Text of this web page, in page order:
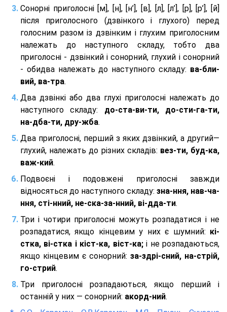
Сонорні приголосні [м], [н], [н’], [в], [л], [л’], [р], [р’], [й]
після приголосного (дзвінкого і глухого) перед
голосним разом із дзвінким і глухим приголосним
належать до наступного складу, тобто два
приголосні - дзвінкий і сонорний, глухий і сонорний
- обидва належать до наступного складу: ва-бли-
вий, ва-тра.
Два дзвінкі або два глухі приголосні належать до
наступного складу: до-ста-ви-ти, до-сти-га-ти,
на-дба-ти, дру-жба.
Два приголосні, перший з яких дзвінкий, а другий—
глухий, належать до різних складів: вез-ти, буд-ка,
важ-кий.
Подвоєні і подовжені приголосні завжди
відносяться до наступного складу: зна-ння, нав-ча-
ння, сті-нний, не-ска-за-нний, ві-дда-ти.
Три і чотири приголосні можуть розпадатися і не
розпадатися, якщо кінцевим у них є шумний: кі-
стка, ві-стка і кіст-ка, віст-ка;і не розпадаються,
якщо кінцевим є сонорний: за-здрі-сний, на-стрій,
го-стрий.
Три приголосні розпадаються, якщо перший і
останній у них — сонорний: акорд-ний.